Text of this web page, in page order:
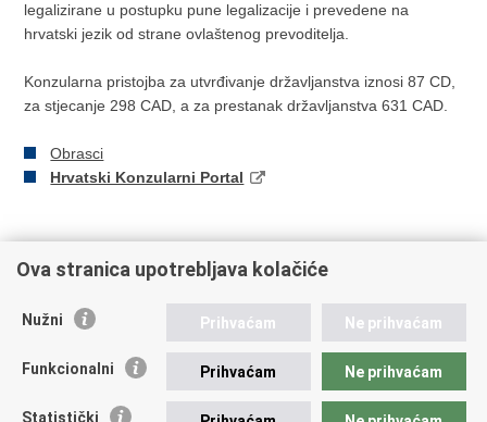
legalizirane u postupku pune legalizacije i prevedene na
hrvatski jezik od strane ovlaštenog prevoditelja.
Konzularna pristojba za utvrđivanje državljanstva iznosi 87 CD,
za stjecanje 298 CAD, a za prestanak državljanstva 631 CAD.
Obrasci
Hrvatski Konzularni Portal
Ispiši
Podijeli
Facebooku
Twitteru
Republika Hrvatska
Ova stranica upotrebljava kolačiće
Nužni Prihvaćam Ne prihvaćam
Funkcionalni Prihvaćam Ne prihvaćam
Statistički